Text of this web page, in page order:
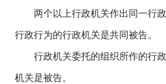
两个以上行政机关作出同一行
行政行为的行政机关是共同被告。
行政机关委托的组织所作的行
机关是被告。